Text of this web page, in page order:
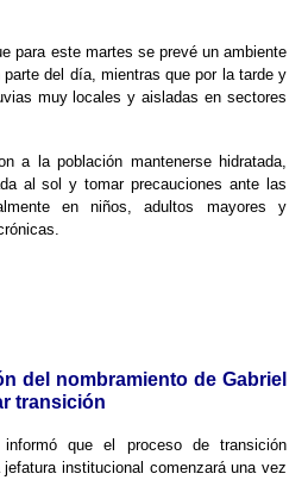
para este martes se prevé un ambiente
del día, mientras que por la tarde y
muy locales y aisladas en sectores
a la población mantenerse hidratada,
al sol y tomar precauciones ante las
en niños, adultos mayores y
del nombramiento de Gabriel
transición
que el proceso de transición
institucional comenzará una vez